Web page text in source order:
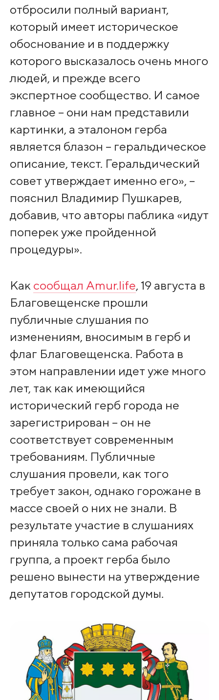
отбросили полный вариант,
который имеет историческое
обоснование и в поддержку
которого высказалось очень много
людей, и прежде всего
экспертное сообщество. И самое
главное – они нам представили
картинки, а эталоном герба
является блазон – геральдическое
описание, текст. Геральдический
совет утверждает именно его», –
пояснил Владимир Пушкарев,
добавив, что авторы паблика «идут
поперек уже пройденной
процедуры».
Как сообщал Amur.life, 19 августа в
Благовещенске прошли
публичные слушания по
изменениям, вносимым в герб и
флаг Благовещенска. Работа в
этом направлении идет уже много
лет, так как имеющийся
исторический герб города не
зарегистрирован – он не
соответствует современным
требованиям. Публичные
слушания провели, как того
требует закон, однако горожане в
массе своей о них не знали. В
результате участие в слушаниях
приняла только сама рабочая
группа, а проект герба было
решено вынести на утверждение
депутатов городской думы.